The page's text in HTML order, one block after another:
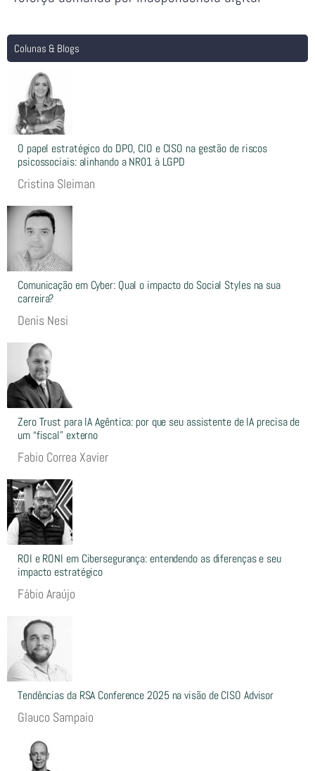
Colunas & Blogs
O papel estratégico do DPO, CIO e CISO na gestão de riscos
psicossociais: alinhando a NR01 à LGPD
Cristina Sleiman
Comunicação em Cyber: Qual o impacto do Social Styles na sua
carreira?
Denis Nesi
Zero Trust para IA Agêntica: por que seu assistente de IA precisa de
um “fiscal” externo
Fabio Correa Xavier
ROI e RONI em Cibersegurança: entendendo as diferenças e seu
impacto estratégico
Fábio Araújo
Tendências da RSA Conference 2025 na visão de CISO Advisor
Glauco Sampaio